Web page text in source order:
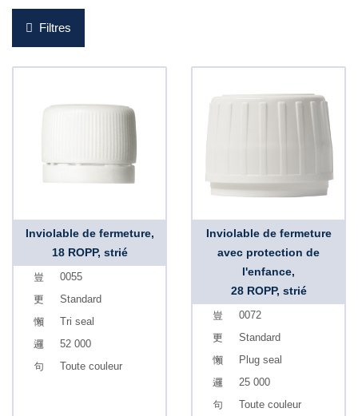
Filtres
Inviolable de fermeture,
18 ROPP, strié
0055
Standard
Tri seal
52 000
Toute couleur
Inviolable de fermeture
avec protection de
l'enfance,
28 ROPP, strié
0072
Standard
Plug seal
25 000
Toute couleur